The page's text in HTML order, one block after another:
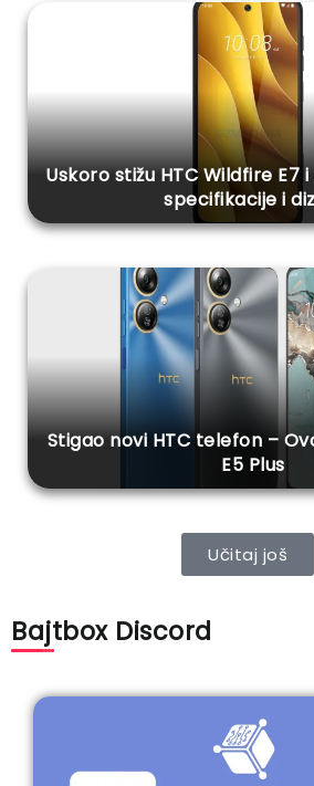
Uskoro stižu HTC Wildfire E7 i
specifikacije i
Stigao novi HTC telefon –
E5 Plus
Učitaj još
Bajtbox Discord